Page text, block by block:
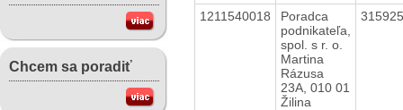
Chcem sa poradiť
1211540018
Poradca
podnikateľa,
spol. s r. o.
Martina
Rázusa
23A, 010 01
Žilina